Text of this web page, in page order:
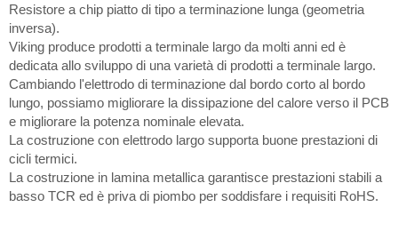
Resistore a chip piatto di tipo a terminazione lunga (geometria
inversa).
Viking produce prodotti a terminale largo da molti anni ed è
dedicata allo sviluppo di una varietà di prodotti a terminale largo.
Cambiando l'elettrodo di terminazione dal bordo corto al bordo
lungo, possiamo migliorare la dissipazione del calore verso il PCB
e migliorare la potenza nominale elevata.
La costruzione con elettrodo largo supporta buone prestazioni di
cicli termici.
La costruzione in lamina metallica garantisce prestazioni stabili a
basso TCR ed è priva di piombo per soddisfare i requisiti RoHS.